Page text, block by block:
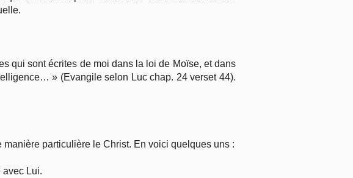
qui sont écrites de moi dans la loi de Moïse, et dans
» (Evangile selon Luc chap. 24 verset 44).
particulière le Christ. En voici quelques uns :
avec Lui.